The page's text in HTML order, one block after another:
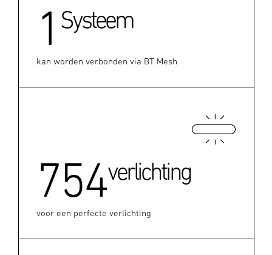
1 Systeem
kan worden verbonden via BT Mesh
754verlichting
voor een perfecte verlichting